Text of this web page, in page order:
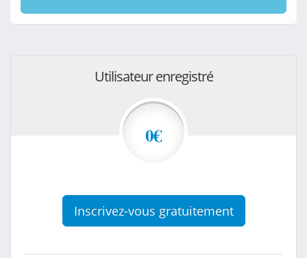
Utilisateur enregistré
0€
Inscrivez-vous gratuitement